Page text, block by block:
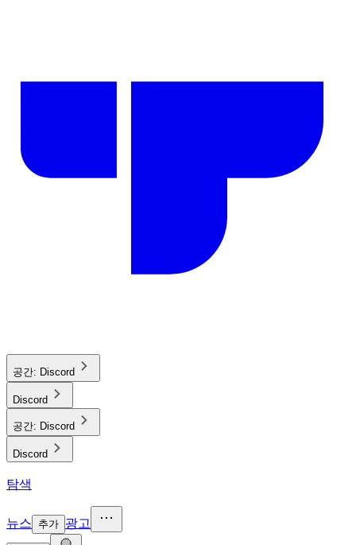
공간: Discord
Discord
공간: Discord
Discord
탐색
뉴스 추가 광고